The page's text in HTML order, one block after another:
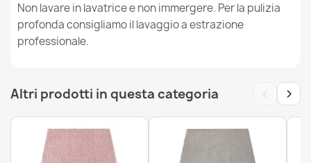
Tappeto BONO Lama crema / grigio chiaro
26,90 €
Non lavare in lavatrice e non immergere. Per la pulizia
profonda consigliamo il lavaggio a estrazione
professionale.
Altri prodotti in questa categoria ‹ ›